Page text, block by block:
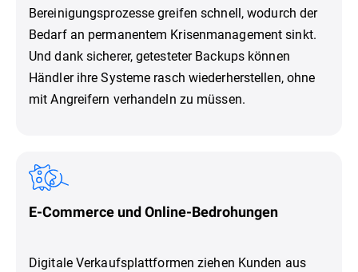
Bereinigungsprozesse greifen schnell, wodurch der
Bedarf an permanentem Krisenmanagement sinkt.
Und dank sicherer, getesteter Backups können
Händler ihre Systeme rasch wiederherstellen, ohne
mit Angreifern verhandeln zu müssen.
E-Commerce und Online-Bedrohungen
Digitale Verkaufsplattformen ziehen Kunden aus